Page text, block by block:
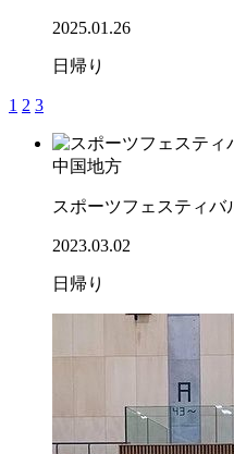
2025.01.26
日帰り
1 2 3
中国地方
スポーツフェスティ
2023.03.02
日帰り